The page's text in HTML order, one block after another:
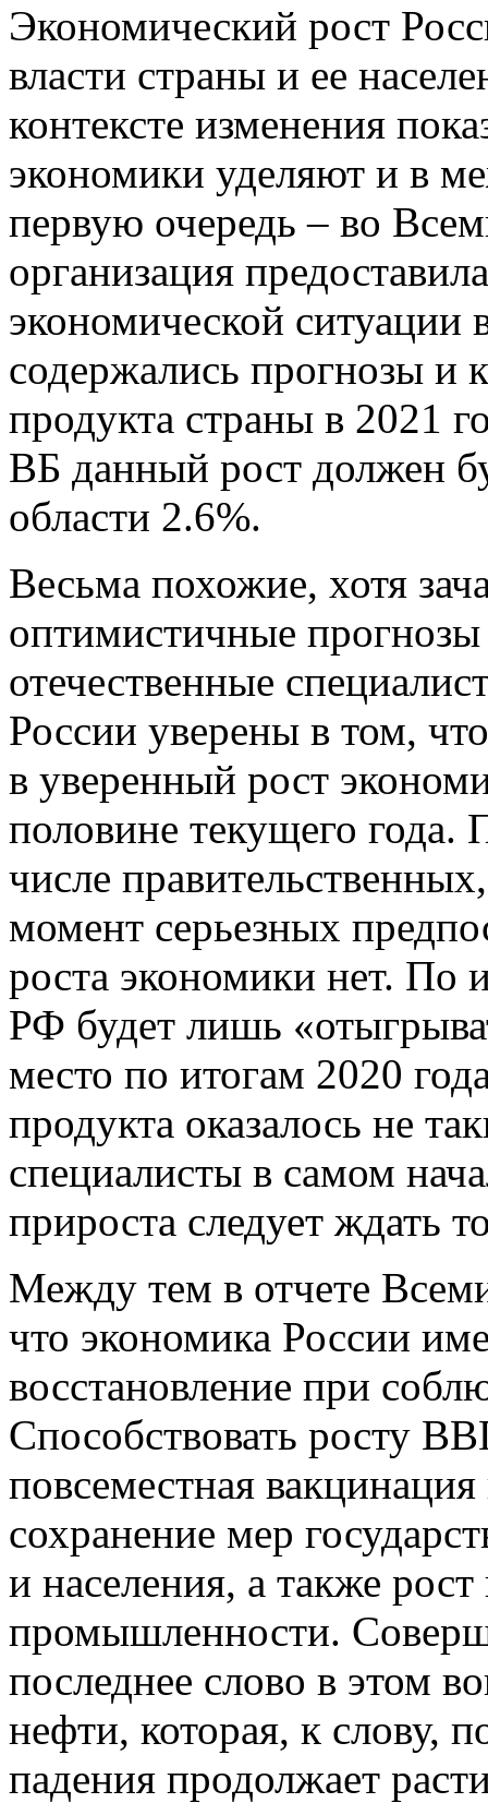
Экономический рост
власти страны и ее
контексте изменения
экономики уделяют и в
первую очередь – во
организация
экономической
содержались прогнозы и
продукта страны в 2021
ВБ данный рост должен
области 2.6%.
Весьма похожие, хотя
оптимистичные
отечественные
России уверены в том,
в уверенный рост
половине текущего года.
числе
момент серьезных
роста экономики нет.
РФ будет лишь
место по итогам 2020
продукта оказалось не
специалисты в самом
прироста следует ждать
Между тем в отчете
что экономика России
восстановление при
Способствовать росту
повсеместная
сохранение мер
и населения, а также
промышленности.
последнее слово в этом
нефти, которая, к слову,
падения продолжает